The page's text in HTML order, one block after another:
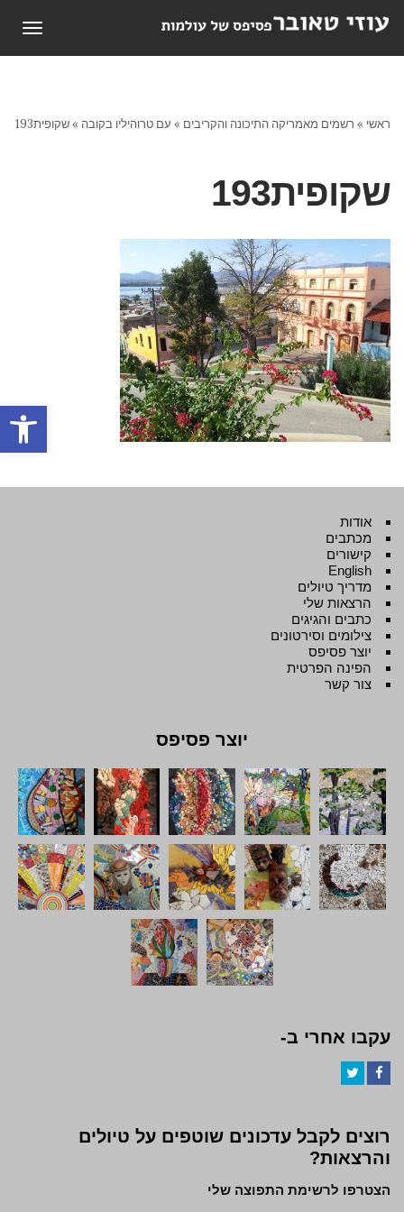
פתח
ראשי » רשמים מאמריקה התיכונה והקריבים » עם טרוהיליו בקובה »שקופית193
שקופית193
אודות
מכתבים
קישורים
English
מדריך טיולים
הרצאות שלי
כתבים והגיגים
צילומים וסירטונים
יוצר פסיפס
הפינה הפרטית
צור קשר
יוצר פסיפס
עקבו אחרי ב-
רוצים לקבל עדכונים שוטפים על טיולים
והרצאות?
הצטרפו לרשימת התפוצה שלי